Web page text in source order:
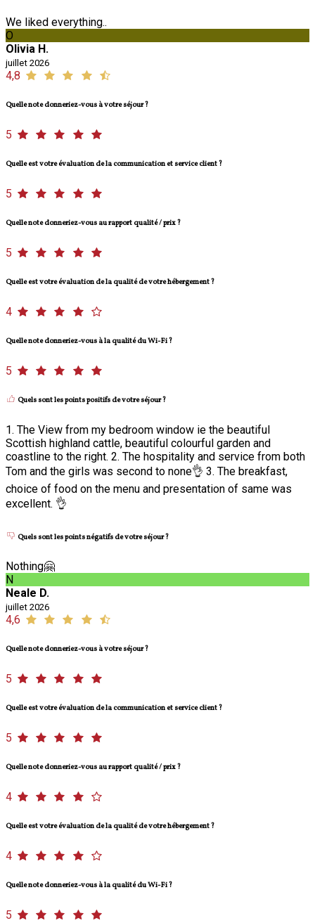
We liked everything..
O
Olivia H.
juillet 2026
4,8
Quelle note donneriez-vous à votre séjour ?
5
Quelle est votre évaluation de la communication et service client ?
5
Quelle note donneriez-vous au rapport qualité / prix ?
5
Quelle est votre évaluation de la qualité de votre hébergement ?
4
Quelle note donneriez-vous à la qualité du Wi-Fi ?
5
Quels sont les points positifs de votre séjour ?
1. The View from my bedroom window ie the beautiful
Scottish highland cattle, beautiful colourful garden and
coastline to the right. 2. The hospitality and service from both
Tom and the girls was second to none👌 3. The breakfast,
choice of food on the menu and presentation of same was
excellent. 👌
Quels sont les points négatifs de votre séjour ?
Nothing🤗
N
Neale D.
juillet 2026
4,6
Quelle note donneriez-vous à votre séjour ?
5
Quelle est votre évaluation de la communication et service client ?
5
Quelle note donneriez-vous au rapport qualité / prix ?
4
Quelle est votre évaluation de la qualité de votre hébergement ?
4
Quelle note donneriez-vous à la qualité du Wi-Fi ?
5